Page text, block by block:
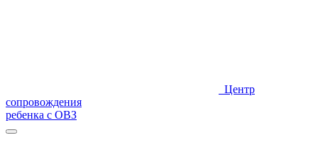
Центр
сопровождения
ребенка с ОВЗ